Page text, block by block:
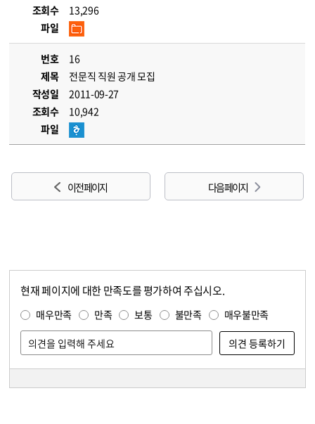
조회수
13,296
파일
번호
16
제목
전문직 직원 공개 모집
작성일
2011-09-27
조회수
10,942
파일
이전 페이지 다음 페이지
현재 페이지에 대한 만족도를 평가하여 주십시오.
매우만족 만족 보통 불만족 매우불만족